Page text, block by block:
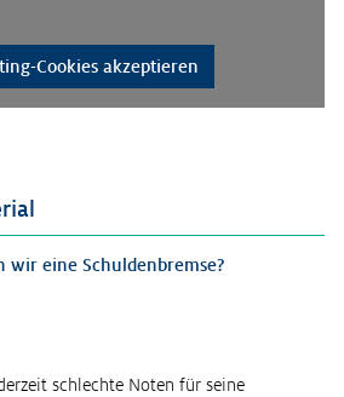
Cookies akzeptieren
wir eine Schuldenbremse?
schlechte Noten für seine